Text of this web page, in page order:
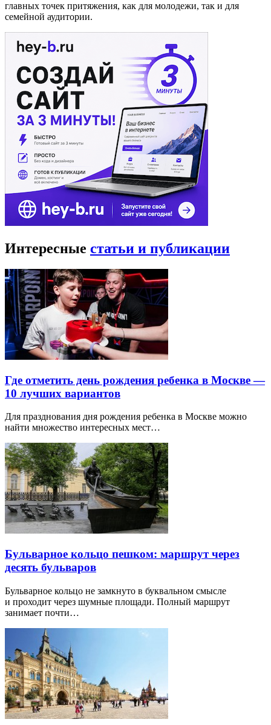
главных точек притяжения, как для молодежи, так и для
семейной аудитории.
Интересные статьи и публикации
Где отметить день рождения ребенка в Москве —
10 лучших вариантов
Для празднования дня рождения ребенка в Москве можно
найти множество интересных мест…
Бульварное кольцо пешком: маршрут через
десять бульваров
Бульварное кольцо не замкнуто в буквальном смысле
и проходит через шумные площади. Полный маршрут
занимает почти…